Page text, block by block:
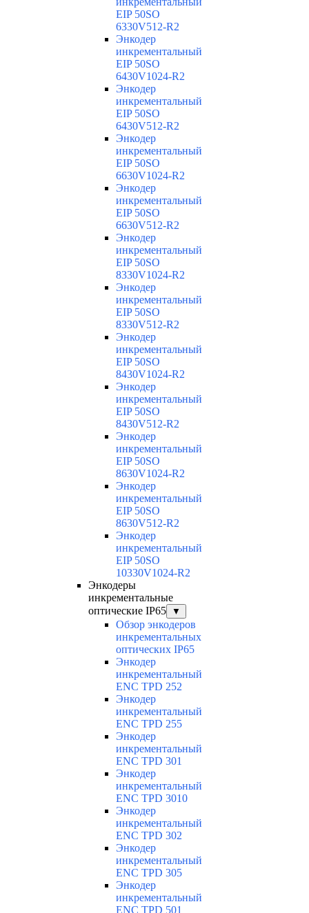
EIP 50SO
6330V512-R2
Энкодер
инкрементальный
EIP 50SO
6430V1024-R2
Энкодер
инкрементальный
EIP 50SO
6430V512-R2
Энкодер
инкрементальный
EIP 50SO
6630V1024-R2
Энкодер
инкрементальный
EIP 50SO
6630V512-R2
Энкодер
инкрементальный
EIP 50SO
8330V1024-R2
Энкодер
инкрементальный
EIP 50SO
8330V512-R2
Энкодер
инкрементальный
EIP 50SO
8430V1024-R2
Энкодер
инкрементальный
EIP 50SO
8430V512-R2
Энкодер
инкрементальный
EIP 50SO
8630V1024-R2
Энкодер
инкрементальный
EIP 50SO
8630V512-R2
Энкодер
инкрементальный
EIP 50SO
10330V1024-R2
Энкодеры
инкрементальные
оптические IP65
▼
Обзор энкодеров
инкрементальных
оптических IP65
Энкодер
инкрементальный
ENC TPD 252
Энкодер
инкрементальный
ENC TPD 255
Энкодер
инкрементальный
ENC TPD 301
Энкодер
инкрементальный
ENC TPD 3010
Энкодер
инкрементальный
ENC TPD 302
Энкодер
инкрементальный
ENC TPD 305
Энкодер
инкрементальный
ENC TPD 501